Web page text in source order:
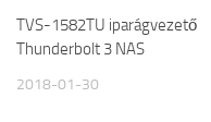
TVS-1582TU iparágvezető
Thunderbolt 3 NAS
2018-01-30